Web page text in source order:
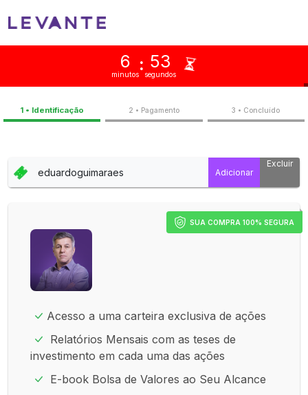
6
minutos
: 53
segundos
1 • Identificação 2 • Pagamento 3 •
Excluir
SUA COMPRA 100% SEGURA
Acesso a uma carteira exclusiva de ações
Relatórios Mensais com as teses de
investimento em cada uma das ações
E-book Bolsa de Valores ao Seu Alcance